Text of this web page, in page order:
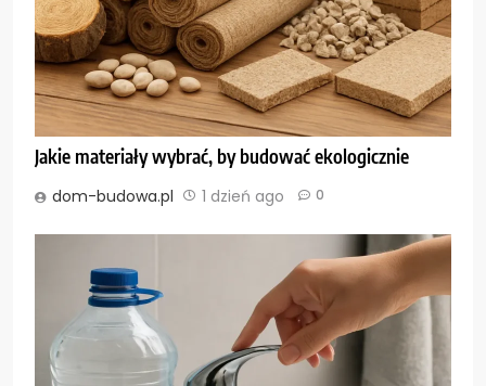
Jakie materiały wybrać, by budować ekologicznie
dom-budowa.pl 1 dzień ago 0